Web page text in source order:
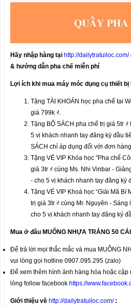
Hãy nhập hàng tại http://dailytratuiloc.com/
& hướng dẫn pha chế miễn phí
Lợi ích khi mua máy móc dụng cụ thiết bị
Tặng TÀI KHOẢN học pha chế tại
giá 799k ₫.
Tặng BỘ SÁCH pha chế trị giá 5tr
5 vị khách nhanh tay đăng ký đầu
SÁCH chỉ áp dụng đối với đơn
Tặng VÉ VIP Khóa học "Pha chế
giá 3tr ₫ cùng Ms. Nhi Vinbar -
- cho 5 vị khách nhanh tay đăng ký
Tặng VÉ VIP Khoá học “Giải Mã Bí
trị giá 3tr ₫ cùng Mr. Nguyên -
cho 5 vị khách nhanh tay đăng ký
Mua ở đâu MUỖNG NHỰA TRẮNG 50 CÁI
Để trả lời mọi thắc mắc và mua MUỖNG
vui lòng gọi hotline 0907.095.295 (zalo)
Để xem thêm hình ảnh hàng hóa hoặc cập
lòng follow facebook https://
Giới thiệu về http://dailytratuiloc.com/: